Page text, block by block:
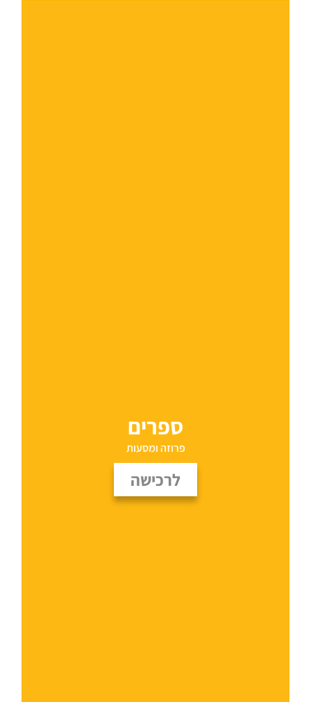
ספרים
פרוזה ומסעות
לרכישה